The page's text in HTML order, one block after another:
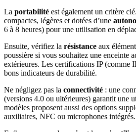
La portabilité est également un critère
compactes, légères et dotées d’une
6 à 8 heures) pour une utilisation en
Ensuite, vérifiez la résistance aux
poussière si vous souhaitez une enceinte
extérieures. Les certifications IP (comme
bons indicateurs de durabilité.
Ne négligez pas la connectivité : une
(versions 4.0 ou ultérieures) garantit une
modèles proposent aussi des options
auxiliaires, NFC ou microphones intégrés.